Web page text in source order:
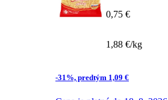
-31%, predtým 1,09 €
0,75 €
1,88 €/kg